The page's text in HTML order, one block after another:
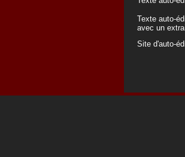
Texte auto-
avec un
Site d'auto-